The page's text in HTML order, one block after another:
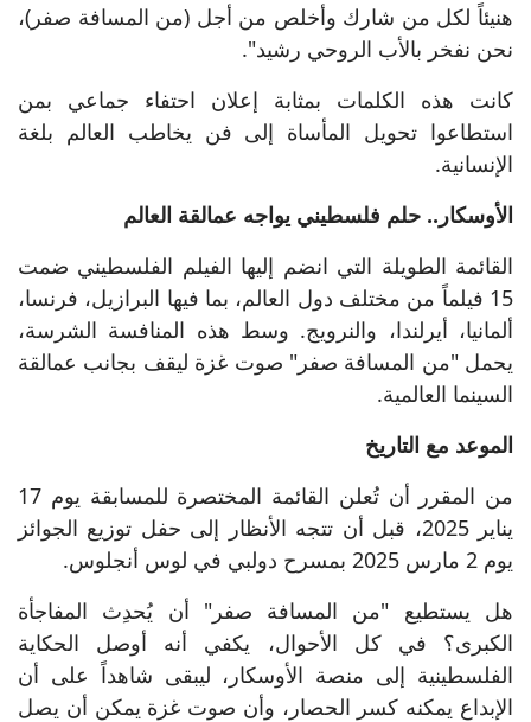
هنيئاً لكل من شارك وأخلص من أجل (من المسافة صفر)،
نحن نفخر بالأب الروحي رشيد".
كانت هذه الكلمات بمثابة إعلان احتفاء جماعي بمن
استطاعوا تحويل المأساة إلى فن يخاطب العالم بلغة
الإنسانية.
الأوسكار.. حلم فلسطيني يواجه عمالقة العالم
القائمة الطويلة التي انضم إليها الفيلم الفلسطيني ضمت
15 فيلماً من مختلف دول العالم، بما فيها البرازيل، فرنسا،
ألمانيا، أيرلندا، والنرويج. وسط هذه المنافسة الشرسة،
يحمل "من المسافة صفر" صوت غزة ليقف بجانب عمالقة
السينما العالمية.
الموعد مع التاريخ
من المقرر أن تُعلن القائمة المختصرة للمسابقة يوم 17
يناير 2025، قبل أن تتجه الأنظار إلى حفل توزيع الجوائز
يوم 2 مارس 2025 بمسرح دولبي في لوس أنجلوس.
هل يستطيع "من المسافة صفر" أن يُحدِث المفاجأة
الكبرى؟ في كل الأحوال، يكفي أنه أوصل الحكاية
الفلسطينية إلى منصة الأوسكار، ليبقى شاهداً على أن
الإبداع يمكنه كسر الحصار، وأن صوت غزة يمكن أن يصل